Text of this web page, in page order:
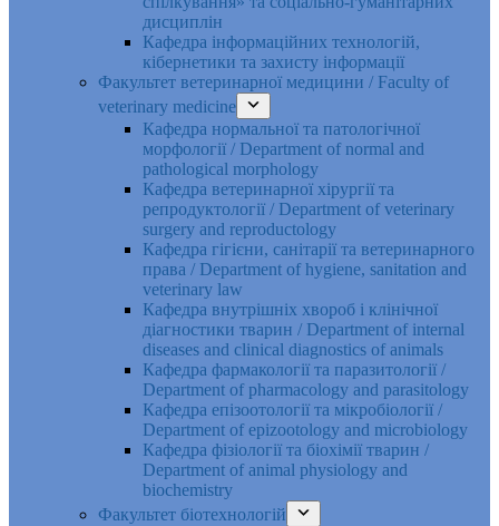
дисциплін
Кафедра інформаційних технологій,
кібернетики та захисту інформації
Факультет ветеринарної медицини / Faculty of
veterinary medicine
Кафедра нормальної та патологічної
морфології / Department of normal and
pathological morphology
Кафедра ветеринарної хірургії та
репродуктології / Department of veterinary
surgery and reproductology
Кафедра гігієни, санітарії та ветеринарного
права / Department of hygiene, sanitation and
veterinary law
Кафедра внутрішніх хвороб і клінічної
діагностики тварин / Department of internal
diseases and clinical diagnostics of animals
Кафедра фармакології та паразитології /
Department of pharmacology and parasitology
Кафедра епізоотології та мікробіології /
Department of epizootology and microbiology
Кафедра фізіології та біохімії тварин /
Department of animal physiology and
biochemistry
Факультет біотехнологій